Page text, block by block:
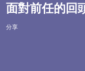
面對前任的回
分享